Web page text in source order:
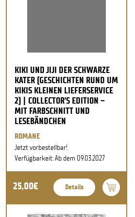
KIKI UND JIJI DER SCHWARZE
KATER (GESCHICHTEN RUND UM
KIKIS KLEINEN LIEFERSERVICE
2) | COLLECTOR’S EDITION –
MIT FARBSCHNITT UND
LESEBÄNDCHEN
ROMANE
Jetzt vorbestellbar!
Verfügbarkeit: Ab dem 09.03.2027
25,00€ Details